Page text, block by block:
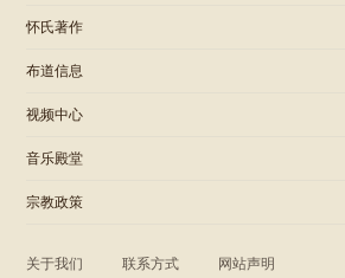
怀氏著作
布道信息
视频中心
音乐殿堂
宗教政策
关于我们 联系方式 网站声明